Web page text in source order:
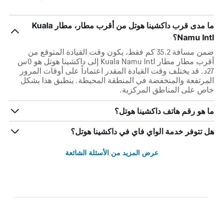
ما مدى قرب داكشينا هوتل من أقرب مطار، مطار Kuala
Namu Intl؟
ضمن مسافة 35.2 كم فقط، يكون وقت القيادة المتوقع من
أقرب مطار مطار Kuala Namu Intl إلى داكشينا هوتل هو 0س
27د. قد يختلف وقت القيادة المقدر اعتماداً على أوقات المرور
المرتفعة والمنخفضة في المنطقة المحيطة. ينطبق هذا بشكل
خاص على المناطق المركزية.
ما هو رقم هاتف داكشينا هوتل؟
هل تتوفر خدمة الواي فاي في داكشينا هوتل؟
عرض المزيد من الأسئلة الشائعة